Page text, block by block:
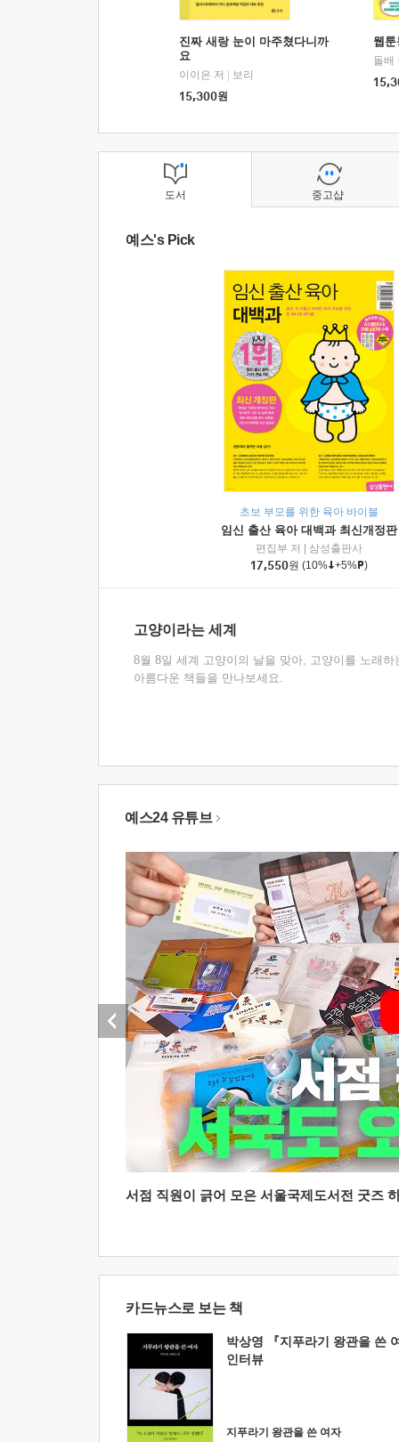
진짜 새랑 눈이 마주쳤다니까
요
이이은 저
보리
15,300원
웹
돌배
도서
예스's Pick
초보 부모를 위한 육아 바이블
임신 출산 육아 대백과 최신개정판
편집부 저
삼성출판사
17,550원 (10% +5% )
고양이라는 세계
8월 8일 세계 고양이의 날을 맞아, 고양이를 노래하
아름다운 책들을 만나보세요.
중고샵
예스24 유튜브
서점 직원이 긁어 모은 서울국제도서전 굿즈
카드뉴스로 보는 책
박상영 『지푸라기 왕관을 쓴
인터뷰
지푸라기 왕관을 쓴 여자